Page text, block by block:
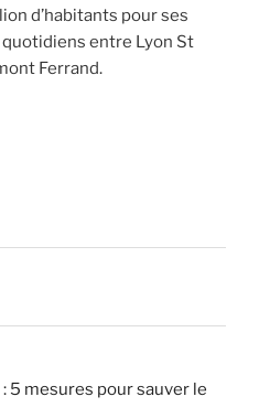
d’habitants pour ses
entre Lyon St
Ferrand.
5 mesures pour sauver le